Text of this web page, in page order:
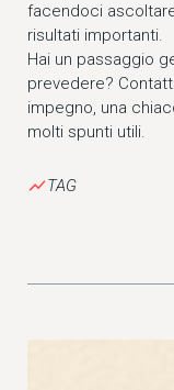
facendoci
risultati importanti.
Hai un passaggio
prevedere?
impegno, una
molti spunti utili.
show_chartTAG